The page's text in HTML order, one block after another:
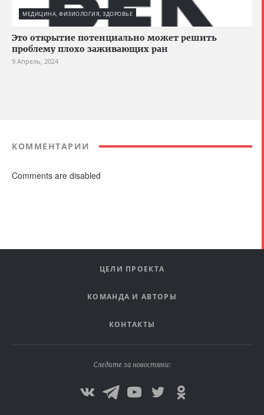
МЕДИЦИНА, ФИЗИОЛОГИЯ, ЗДОРОВЬЕ
Это открытие потенциально может решить
проблему плохо заживающих ран
9 Апрель, 2024
КОММЕНТАРИИ
Comments are disabled
ЦЕЛИ ПРОЕКТА
КОМАНДА И АВТОРЫ
КОНТАКТЫ
Следите за новостями: